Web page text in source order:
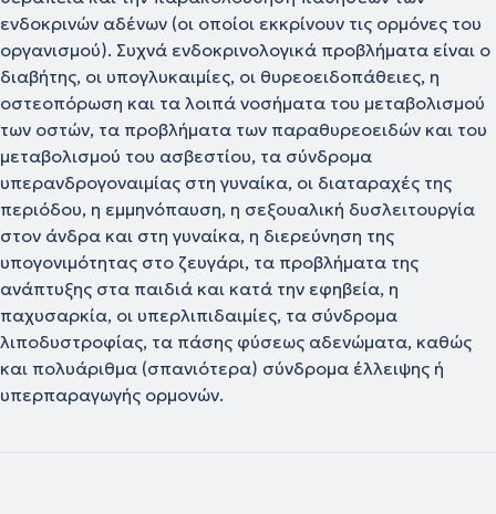
ενδοκρινών αδένων (οι οποίοι εκκρίνουν τις ορμόνες του
οργανισμού). Συχνά ενδοκρινολογικά προβλήματα είναι ο
διαβήτης, οι υπογλυκαιμίες, οι θυρεοειδοπάθειες, η
οστεοπόρωση και τα λοιπά νοσήματα του μεταβολισμού
των οστών, τα προβλήματα των παραθυρεοειδών και του
μεταβολισμού του ασβεστίου, τα σύνδρομα
υπερανδρογοναιμίας στη γυναίκα, οι διαταραχές της
περιόδου, η εμμηνόπαυση, η σεξουαλική δυσλειτουργία
στον άνδρα και στη γυναίκα, η διερεύνηση της
υπογονιμότητας στο ζευγάρι, τα προβλήματα της
ανάπτυξης στα παιδιά και κατά την εφηβεία, η
παχυσαρκία, οι υπερλιπιδαιμίες, τα σύνδρομα
λιποδυστροφίας, τα πάσης φύσεως αδενώματα, καθώς
και πολυάριθμα (σπανιότερα) σύνδρομα έλλειψης ή
υπερπαραγωγής ορμονών.